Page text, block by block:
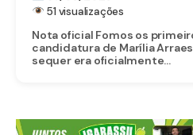
SENADO
51 visualizações
Nota oficial Fomos os
candidatura de Marília
sequer era oficialmente...